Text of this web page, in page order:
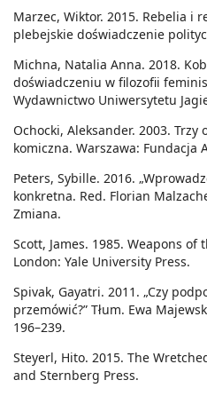
Marzec, Wiktor. 2015. Rebelia i
plebejskie doświadczenie
Michna, Natalia Anna. 2018.
doświadczeniu w filozofii
Wydawnictwo Uniwersytetu
Ochocki, Aleksander. 2003.
komiczna. Warszawa: Fundacja
Peters, Sybille. 2016.
konkretna. Red. Florian
Zmiana.
Scott, James. 1985. Weapons of
London: Yale University Press.
Spivak, Gayatri. 2011. „Czy
przemówić?” Tłum. Ewa
196–239.
Steyerl, Hito. 2015. The
and Sternberg Press.